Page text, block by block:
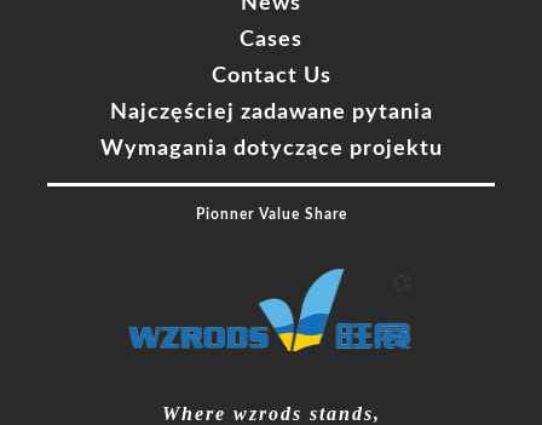
Cases
Contact Us
Najczęściej zadawane pytania
Wymagania dotyczące projektu
Pionner Value Share
Where wzrods stands,